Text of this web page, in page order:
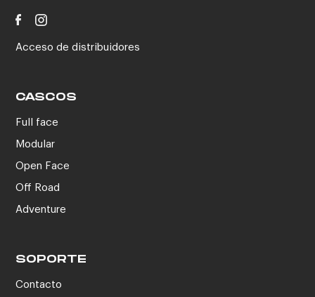
Acceso de distribuidores
CASCOS
Full face
Modular
Open Face
Off Road
Adventure
SOPORTE
Contacto